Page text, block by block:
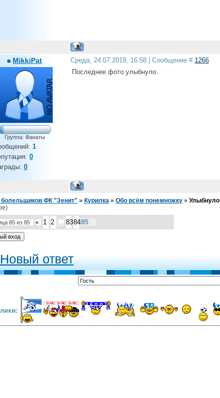
MikkiPat
Группа: Фанаты
1
0
0
Среда, 24.07.2019, 16:58 | Сообщение # 1266
Последнее фото улыбнуло.
ФК "Зенит" » Курилка » Обо всём понемножку » Улыбнуло
85 из 85 « 1 2 838485
Новый ответ